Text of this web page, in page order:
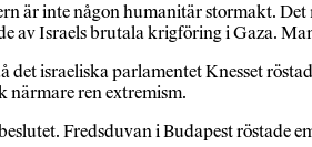
är inte någon humanitär stormakt.
av Israels brutala krigföring i Gaza.
det israeliska parlamentet Knesset
närmare ren extremism.
Fredsduvan i Budapest röstade